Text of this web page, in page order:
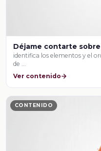
Déjame contarte
identifica los elementos y el
de …
Ver contenido
CONTENIDO